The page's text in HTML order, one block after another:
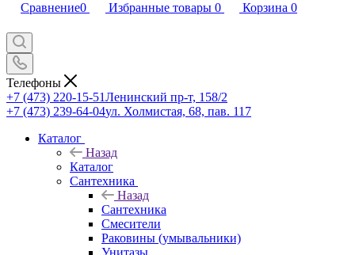
Сравнение0 Избранные товары 0 Корзина 0
Телефоны
+7 (473) 220-15-51Ленинский пр-т, 158/2
+7 (473) 239-64-04ул. Холмистая, 68, пав. 117
Каталог
Назад
Каталог
Сантехника
Назад
Сантехника
Смесители
Раковины (умывальники)
Унитазы